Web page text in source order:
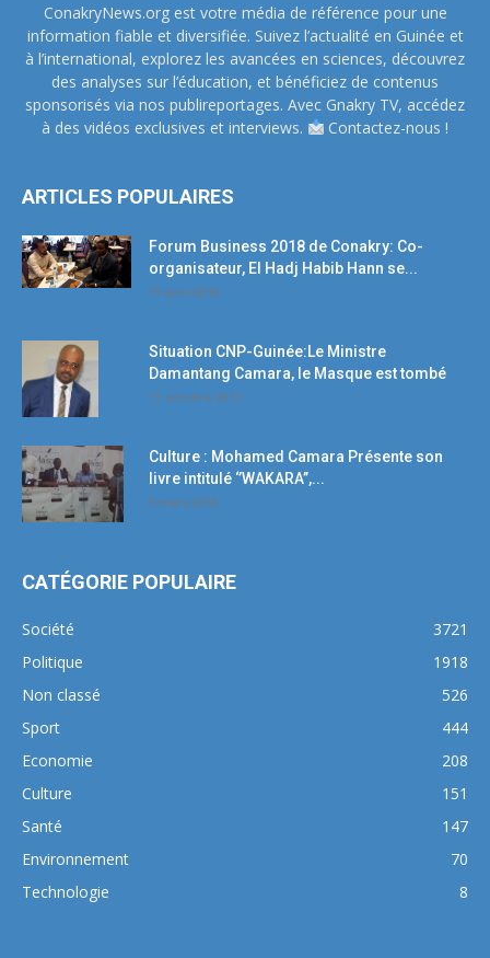
ConakryNews.org est votre média de référence pour une
information fiable et diversifiée. Suivez l’actualité en Guinée et
à l’international, explorez les avancées en sciences, découvrez
des analyses sur l’éducation, et bénéficiez de contenus
sponsorisés via nos publireportages. Avec Gnakry TV, accédez
à des vidéos exclusives et interviews.
Contactez-nous !
ARTICLES POPULAIRES
Forum Business 2018 de Conakry: Co-
organisateur, El Hadj Habib Hann se...
19 avril 2018
Situation CNP-Guinée:Le Ministre
Damantang Camara, le Masque est tombé
11 octobre 2017
Culture : Mohamed Camara Présente son
livre intitulé ‘’WAKARA’’,...
5 mars 2018
CATÉGORIE POPULAIRE
Société
3721
Politique
1918
Non classé
526
Sport
444
Economie
208
Culture
151
Santé
147
Environnement
70
Technologie
8